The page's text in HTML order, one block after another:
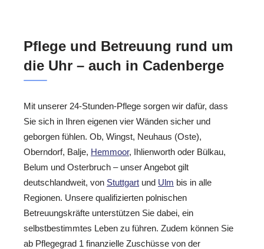
Pflege und Betreuung rund um
die Uhr – auch in Cadenberge
Mit unserer 24-Stunden-Pflege sorgen wir dafür, dass
Sie sich in Ihren eigenen vier Wänden sicher und
geborgen fühlen. Ob, Wingst, Neuhaus (Oste),
Oberndorf, Balje, Hemmoor, Ihlienworth oder Bülkau,
Belum und Osterbruch – unser Angebot gilt
deutschlandweit, von Stuttgart und Ulm bis in alle
Regionen. Unsere qualifizierten polnischen
Betreuungskräfte unterstützen Sie dabei, ein
selbstbestimmtes Leben zu führen. Zudem können Sie
ab Pflegegrad 1 finanzielle Zuschüsse von der